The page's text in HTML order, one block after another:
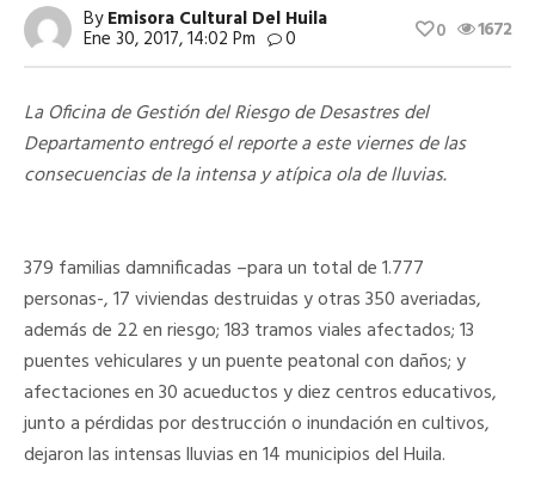
ByEmisora Cultural Del Huila
Ene 30, 2017, 14:02 Pm 0 1672
0
La Oficina de Gestión del Riesgo de Desastres del
Departamento entregó el reporte a este viernes de las
consecuencias de la intensa y atípica ola de lluvias.
379 familias damnificadas –para un total de 1.777
personas-, 17 viviendas destruidas y otras 350 averiadas,
además de 22 en riesgo; 183 tramos viales afectados; 13
puentes vehiculares y un puente peatonal con daños; y
afectaciones en 30 acueductos y diez centros educativos,
junto a pérdidas por destrucción o inundación en cultivos,
dejaron las intensas lluvias en 14 municipios del Huila.